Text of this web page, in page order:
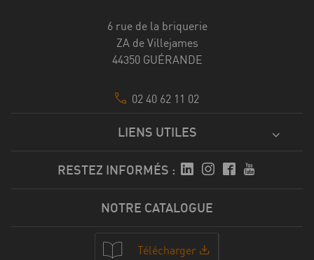
6 rue de la briquerie
ZA de Villejames
44350 GUÉRANDE
02 40 62 11 02
LIENS UTILES
RESTEZ INFORMÉS :
NOTRE CATALOGUE
Télécharger